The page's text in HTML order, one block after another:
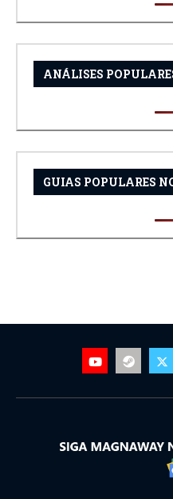
ANÁLISES
GUIAS POPULARES